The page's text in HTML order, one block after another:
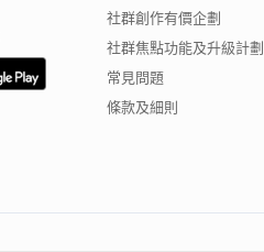
社群創作有價企劃
社群焦點功能及升級計劃
常見問題
條款及細則